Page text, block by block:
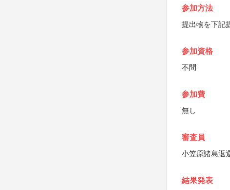
参加方法
提出物を下記
参加資格
不問
参加費
無し
審査員
小笠原諸島返
結果発表